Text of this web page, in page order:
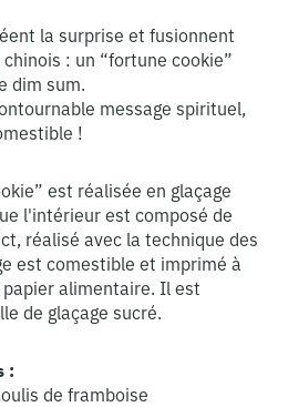
la surprise et fusionnent
: un “fortune cookie”
dim sum.
message spirituel,
!
est réalisée en glaçage
l'intérieur est composé de
réalisé avec la technique des
est comestible et imprimé à
papier alimentaire. Il est
de glaçage sucré.
:
de framboise